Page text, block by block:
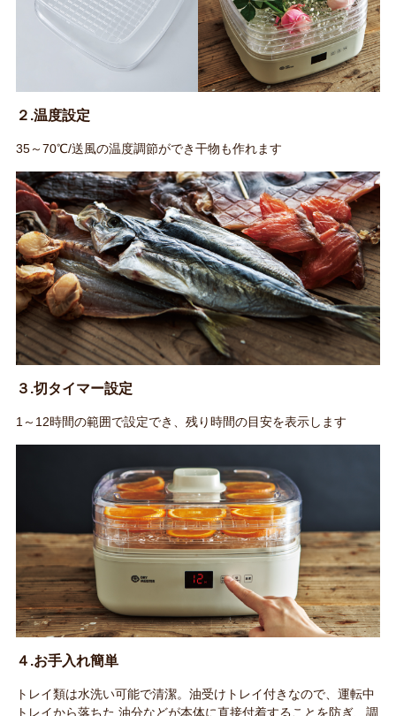
２.温度設定
35～70℃/送風の温度調節ができ干物も作れます
３.切タイマー設定
1～12時間の範囲で設定でき、残り時間の目安を表示します
４.お手入れ簡単
トレイ類は水洗い可能で清潔。油受けトレイ付きなので、運転中
トレイから落ちた 油分などが本体に直接付着することを防ぎ、調